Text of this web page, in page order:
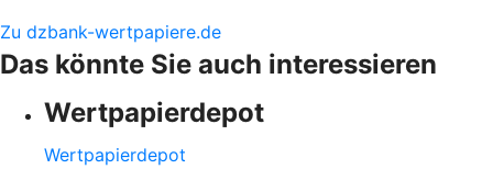
Zu dzbank-wertpapiere.de
Das könnte Sie auch interessieren
Wertpapierdepot
Wertpapierdepot